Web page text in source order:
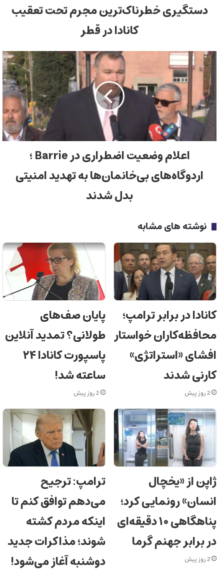
دستگیری خطرناک‌ترین مجرم تحت تعقیب
کانادا در قطر
اعلام وضعیت اضطراری در Barrie ؛
اردوگاه‌های بی‌خانمان‌ها به تهدید امنیتی
بدل شدند
نوشته های مشابه
کانادا در برابر ترامپ؛
محافظه‌کاران خواستار
افشای «استراتژی»
کارنی شدند
2 روز پیش
پایان صف‌های
طولانی؟ تمدید آنلاین
پاسپورت کانادا ۲۴
ساعته شد!
2 روز پیش
ژاپن از «یخچال
انسان» رونمایی کرد؛
پناهگاهی ۱۰ دقیقه‌ای
در برابر جهنم گرما
2 روز پیش
ترامپ: ترجیح
می‌دهم توافق کنم تا
اینکه مردم کشته
شوند؛ مذاکرات جدید
دوشنبه آغاز می‌شود!